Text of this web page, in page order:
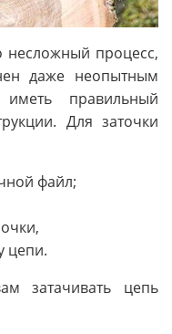
несложный процесс,
даже неопытным
правильный
Для заточки
файл;
цепи.
затачивать цепь